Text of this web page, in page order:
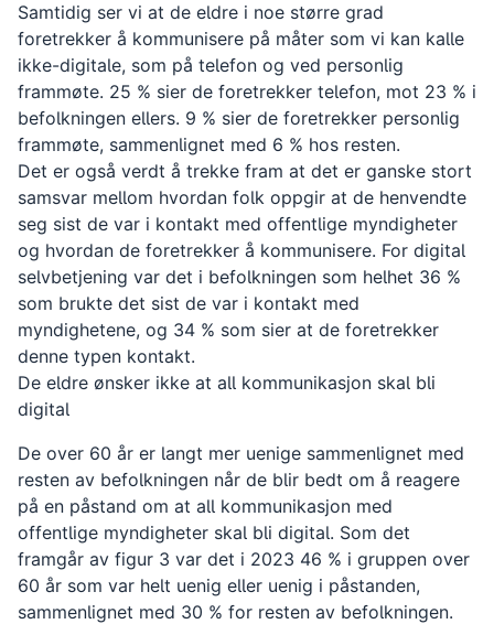
Samtidig ser vi at de eldre i noe større grad
foretrekker å kommunisere på måter som vi kan kalle
ikke-digitale, som på telefon og ved personlig
frammøte. 25 % sier de foretrekker telefon, mot 23 % i
befolkningen ellers. 9 % sier de foretrekker personlig
frammøte, sammenlignet med 6 % hos resten.
Det er også verdt å trekke fram at det er ganske stort
samsvar mellom hvordan folk oppgir at de henvendte
seg sist de var i kontakt med offentlige myndigheter
og hvordan de foretrekker å kommunisere. For digital
selvbetjening var det i befolkningen som helhet 36 %
som brukte det sist de var i kontakt med
myndighetene, og 34 % som sier at de foretrekker
denne typen kontakt.
De eldre ønsker ikke at all kommunikasjon skal bli
digital
De over 60 år er langt mer uenige sammenlignet med
resten av befolkningen når de blir bedt om å reagere
på en påstand om at all kommunikasjon med
offentlige myndigheter skal bli digital. Som det
framgår av figur 3 var det i 2023 46 % i gruppen over
60 år som var helt uenig eller uenig i påstanden,
sammenlignet med 30 % for resten av befolkningen.